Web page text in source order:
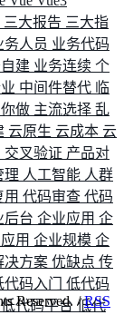
三大报告 三大指
务人员 业务代码
建 业务连续 个
中间件替代 临
做 主流选择 乱
云原生 云成本 云
交叉验证 产品对
理 人工智能 人群
代码审查 代码
后台 企业应用 企
用 企业规模 企
决方案 优缺点 传
代码入门 低代码
低代码平台 低代
Reserved. /RSS